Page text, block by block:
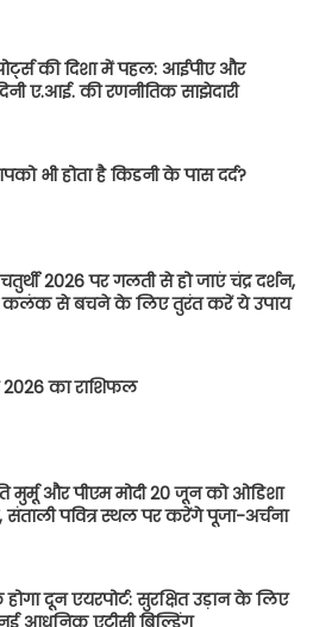
की दिशा में पहल: आईपीए और
ए.आई. की रणनीतिक साझेदारी
भी होता है किडनी के पास दर्द?
चतुर्थी 2026 पर गलती से हो जाएं चंद्र दर्शन,
कलंक से बचने के लिए तुरंत करें ये उपाय
का राशिफल
मुर्मू और पीएम मोदी 20 जून को ओडिशा
संताली पवित्र स्थल पर करेंगे पूजा-अर्चना
दून एयरपोर्ट: सुरक्षित उड़ान के लिए